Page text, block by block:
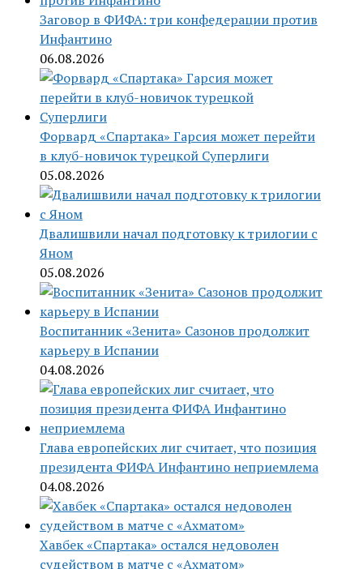
Заговор в ФИФА: три конфедерации против
Инфантино
06.08.2026
Форвард «Спартака» Гарсия может перейти
в клуб-новичок турецкой Суперлиги
05.08.2026
Двалишвили начал подготовку к трилогии с
Яном
05.08.2026
Воспитанник «Зенита» Сазонов продолжит
карьеру в Испании
04.08.2026
Глава европейских лиг считает, что позиция
президента ФИФА Инфантино неприемлема
04.08.2026
Хавбек «Спартака» остался недоволен
судейством в матче с «Ахматом»